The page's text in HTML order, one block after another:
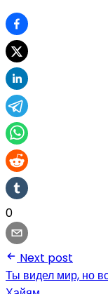
0
Next post
Ты видел мир, но